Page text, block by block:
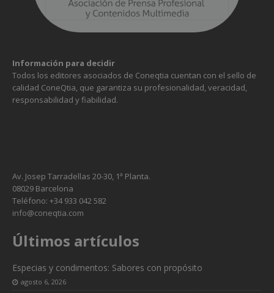
Información para decidir
Todos los editores asociados de Coneqtia cuentan con el sello de
calidad ConeQtia, que garantiza su profesionalidad, veracidad,
responsabilidad y fiabilidad.
Av. Josep Tarradellas 20-30, 1ª Planta.
08029 Barcelona
Teléfono: +34 933 042 582
info@coneqtia.com
Últimos artículos
Especias y condimentos: Sabores con propósito
agosto 6, 2026